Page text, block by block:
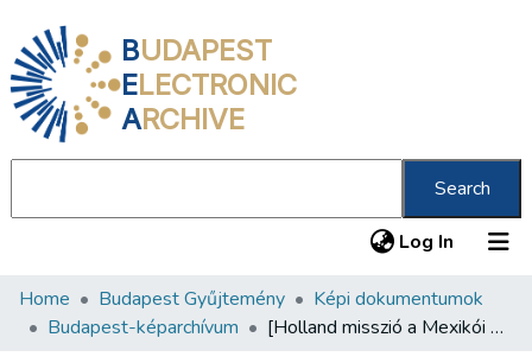
BUDAPEST
ELECTRONIC
ARCHIVE
Search
Log In (current)
Communities & Collections
Home Budapest Gyűjtemény
Képi dokumentumok
Budapest-képarchívum
[Holland misszió a Mexikói úti hadikórházban]